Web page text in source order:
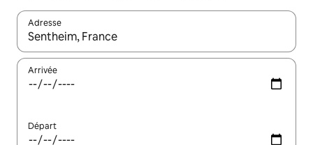
Adresse
Lorsque les résultats s'affichent, utilisez les flèches vers le
Arrivée
Départ